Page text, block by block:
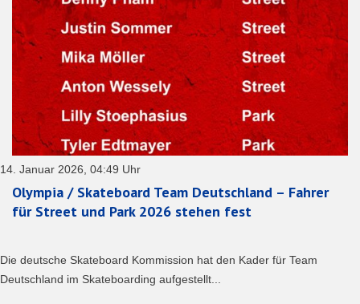
14. Januar 2026, 04:49 Uhr
Olympia / Skateboard Team Deutschland – Fahrer
für Street und Park 2026 stehen fest
Die deutsche Skateboard Kommission hat den Kader für Team
Deutschland im Skateboarding aufgestellt...